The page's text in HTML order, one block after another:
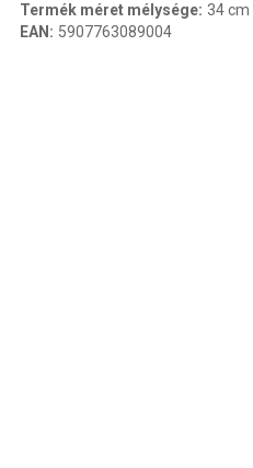
Termék méret mélysége: 34 cm
EAN : 5907763089004